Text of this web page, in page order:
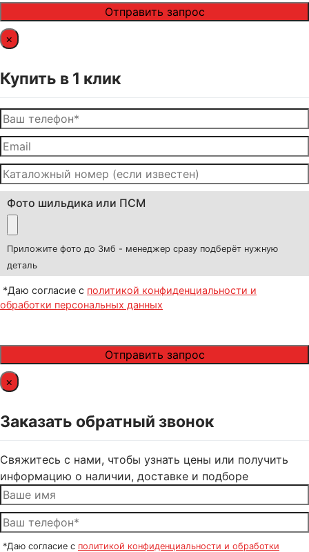
×
Купить в 1 клик
Фото шильдика или ПСМ
Приложите фото до 3мб - менеджер сразу подберёт нужную
деталь
*Даю согласие с политикой конфиденциальности и
обработки персональных данных
×
Заказать обратный звонок
Свяжитесь с нами, чтобы узнать цены или получить
информацию о наличии, доставке и подборе
*Даю согласие с политикой конфиденциальности и обработки